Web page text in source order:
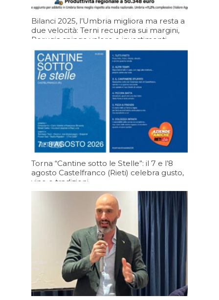
Bilanci 2025, l’Umbria migliora ma resta a
due velocità: Terni recupera sui margini,
Perugia spinge valore e investimenti
05/08/2026 19:20
Torna “Cantine sotto le Stelle”: il 7 e l’8
agosto Castelfranco (Rieti) celebra gusto,
vino e tradizioni.